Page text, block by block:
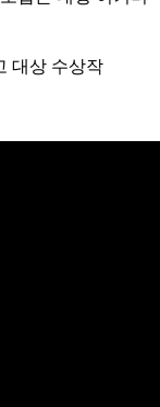
대상 수상작